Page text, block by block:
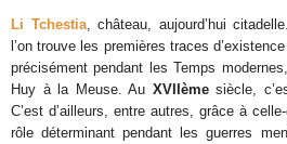
Li Tchestia, château, aujourd’hui
l’on trouve les premières traces
précisément pendant les Temps
Huy à la Meuse. Au XVIIèmesiècle,
C’est d’ailleurs, entre autres, grâce à
rôle déterminant pendant les guerres